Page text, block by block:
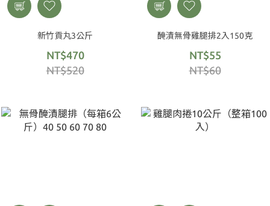
新竹貢丸3公斤
NT$470
NT$520
醃漬無骨雞腿排2入150克
NT$55
NT$60